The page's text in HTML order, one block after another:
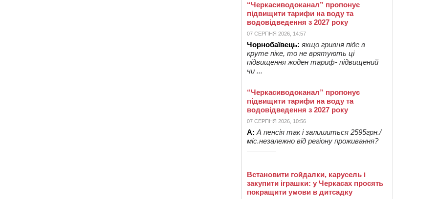
“Черкасиводоканал” пропонує
підвищити тарифи на воду та
водовідведення з 2027 року
07 СЕРПНЯ 2026, 14:57
Чорнобаївець: якщо гривня піде в
круте піке, то не врятують ці
підвищення жоден тариф- підвищений
чи ...
“Черкасиводоканал” пропонує
підвищити тарифи на воду та
водовідведення з 2027 року
07 СЕРПНЯ 2026, 10:56
А: А пенсія так і залишиться 2595грн./
міс.незалежно від регіону проживання?
Встановити гойдалки, карусель і
закупити іграшки: у Черкасах просять
покращити умови в дитсадку